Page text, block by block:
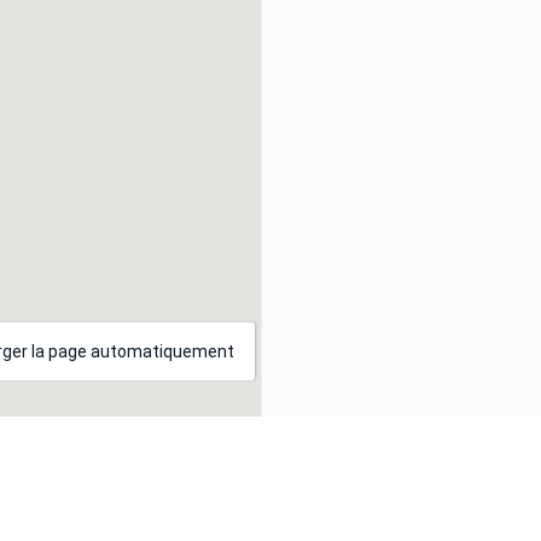
la page automatiquement